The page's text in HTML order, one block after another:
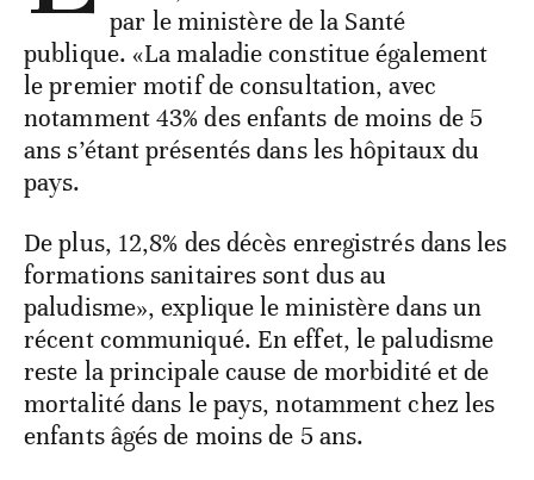
par le ministère de la Santé
publique. «La maladie constitue également
le premier motif de consultation, avec
notamment 43% des enfants de moins de 5
ans s’étant présentés dans les hôpitaux du
pays.
De plus, 12,8% des décès enregistrés dans les
formations sanitaires sont dus au
paludisme», explique le ministère dans un
récent communiqué. En effet, le paludisme
reste la principale cause de morbidité et de
mortalité dans le pays, notamment chez les
enfants âgés de moins de 5 ans.